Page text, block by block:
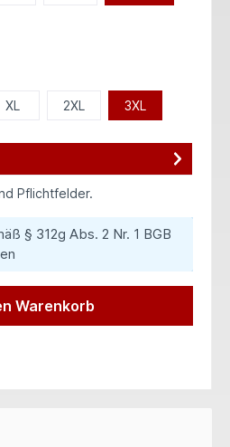
XL 2XL 3XL
Pflichtfelder.
§ 312g Abs. 2 Nr. 1 BGB
Warenkorb